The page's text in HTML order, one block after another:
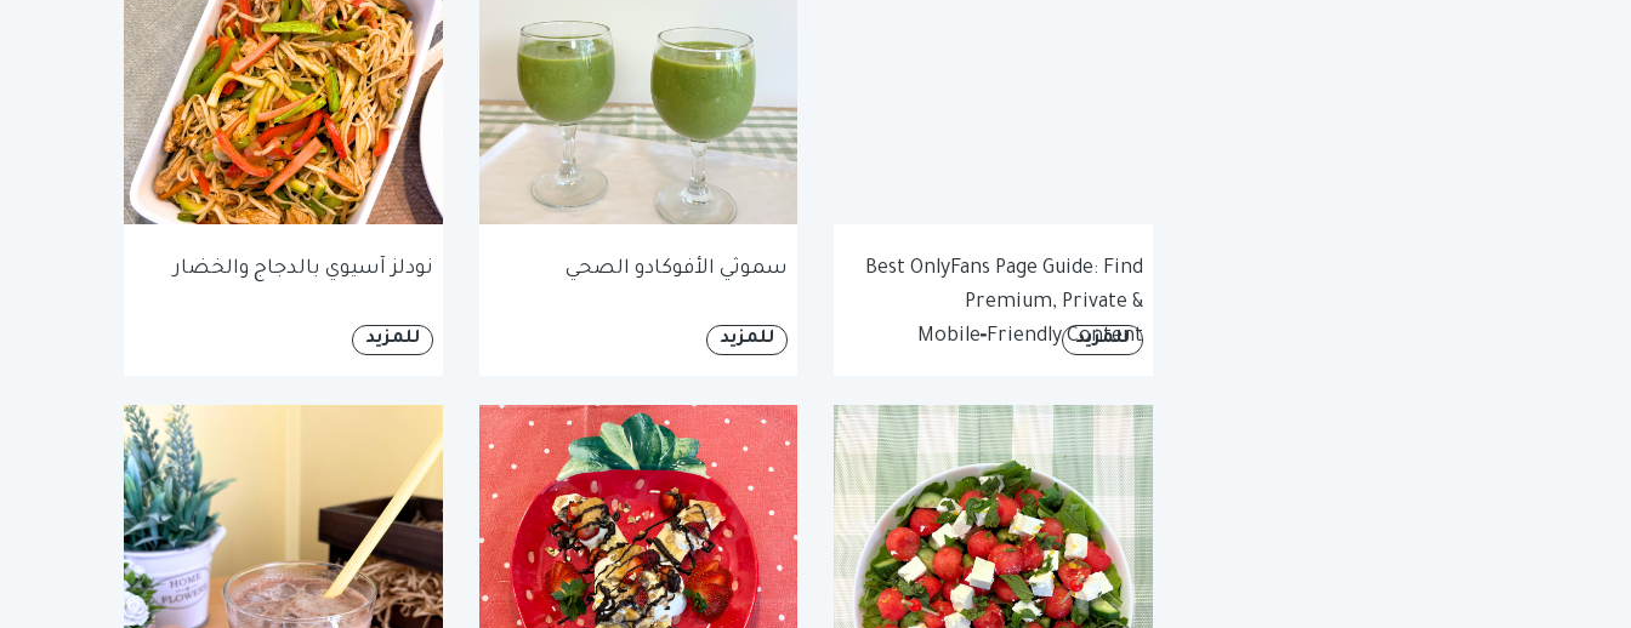
Best OnlyFans Page Guide: Find
Premium, Private &
Mobile‑Friendly Content
للمزيد
سموثي الأفوكادو الصحي
للمزيد
نودلز آسيوي بالدجاج والخضار
للمزيد